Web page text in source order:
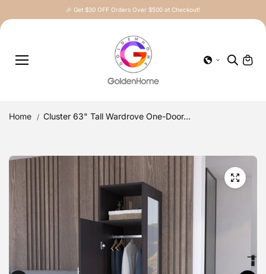
🎉 Get $30 OFF Orders Over $500 at Checkout!
Home Cluster 63" Tall Wardrove One-Door...